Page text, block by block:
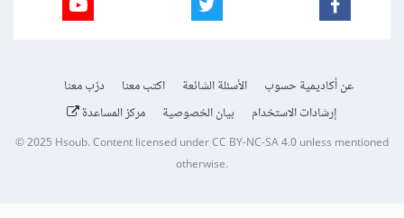
عن أكاديمية حسوب الأسئلة الشائعة اكتب معنا
درّب معنا
إرشادات الاستخدام
بيان الخصوصية مركز المساعدة
© 2025Hsoub.Content licensed underCC BY-NC-SA 4.0unless mentioned
otherwise.